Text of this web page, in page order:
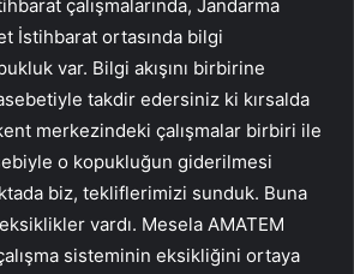
çalışmalarında, Jandarma
İstihbarat ortasında bilgi
var. Bilgi akışını birbirine
takdir edersiniz ki kırsalda
merkezindeki çalışmalar birbiri ile
o kopukluğun giderilmesi
biz, tekliflerimizi sunduk. Buna
vardı. Mesela AMATEM
sisteminin eksikliğini ortaya